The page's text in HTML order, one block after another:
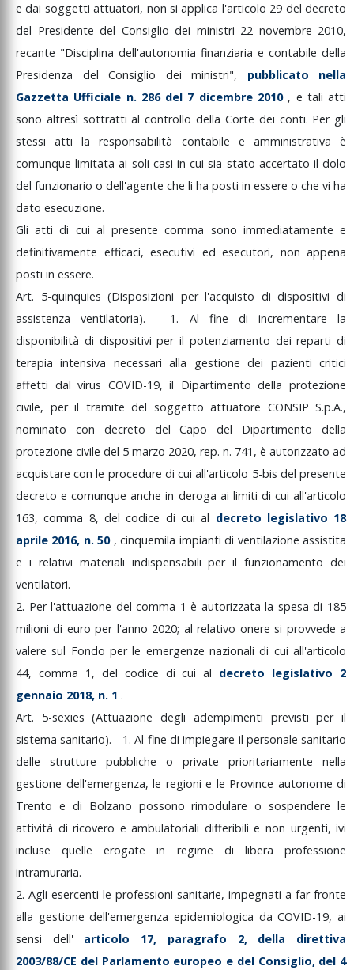
edai soggettiattuatori, nonsiapplica l'articolo 29 deldecreto
del Presidente del Consiglio dei ministri 22 novembre 2010,
recante "Disciplina dell'autonomia finanziaria e contabile della
Presidenza del Consiglio dei ministri", pubblicato nella
Gazzetta Ufficiale n. 286 del 7 dicembre 2010 , e taliatti
sono altresì sottrattialcontrollodella Corte dei conti. Per gli
stessiattilaresponsabilità contabile e amministrativaè
comunquelimitataai soli casi incuisia stato accertato ildolo
del funzionario o dell'agente che li ha posti in essere o che vi ha
dato esecuzione.
Gliattidi cui alpresentecomma sono immediatamentee
definitivamente efficaci, esecutivi ed esecutori, non appena
posti in essere.
Art. 5-quinquies(Disposizioni perl'acquisto didispositividi
assistenzaventilatoria). - 1. Al fine di incrementare la
disponibilità di dispositiviper il potenziamento deireparti di
terapiaintensiva necessarialla gestionedei pazienticritici
affetti dalvirus COVID-19,il Dipartimentodellaprotezione
civile, per il tramite del soggetto attuatore CONSIP S.p.A.,
nominato con decreto delCapodel Dipartimentodella
protezione civile del 5 marzo 2020, rep. n. 741, è autorizzato ad
acquistareconle procedure dicuiall'articolo 5-bis delpresente
decretoecomunqueanchein deroga ai limiti di cuiall'articolo
163,comma 8, delcodice di cuial decreto legislativo 18
aprile 2016, n.50 ,cinquemila impiantidi ventilazioneassistita
e i relativi materiali indispensabiliperilfunzionamento dei
ventilatori.
2. Perl'attuazione delcomma 1è autorizzatala spesadi 185
milionidi europer l'anno 2020; alrelativo oneresi provvedea
valeresul Fondoperle emergenzenazionalidi cuiall'articolo
44, comma 1, del codice dicuial decreto legislativo 2
gennaio 2018, n. 1 .
Art. 5-sexies(Attuazionedegli adempimenti previstiperil
sistemasanitario). - 1.Al fine diimpiegare il personalesanitario
delle strutture pubbliche o private prioritariamente nella
gestione dell'emergenza, le regioni e le Province autonome di
Trento e di Bolzano possonorimodulareosospendere le
attività diricovero eambulatoriali differibilie non urgenti,ivi
inclusequelleerogatein regime di liberaprofessione
intramuraria.
2. Agli esercenti le professioni sanitarie, impegnati a far fronte
alla gestionedell'emergenzaepidemiologica daCOVID-19,ai
sensi dell' articolo 17, paragrafo 2, della direttiva
2003/88/CE del Parlamento europeo e del Consiglio, del 4